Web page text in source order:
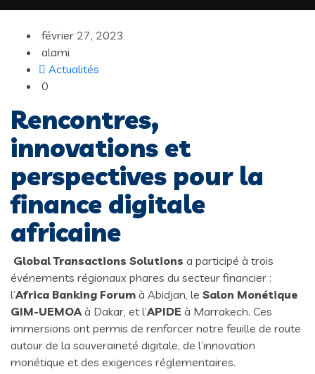
février 27, 2023
alami
Actualités
0
Rencontres,
innovations et
perspectives pour la
finance digitale
africaine
Global Transactions Solutions a participé à trois
événements régionaux phares du secteur financier :
l’Africa Banking Forum à Abidjan, le Salon Monétique
GIM-UEMOAà Dakar, et l’APIDE à Marrakech. Ces
immersions ont permis de renforcer notre feuille de route
autour de la souveraineté digitale, de l’innovation
monétique et des exigences réglementaires.